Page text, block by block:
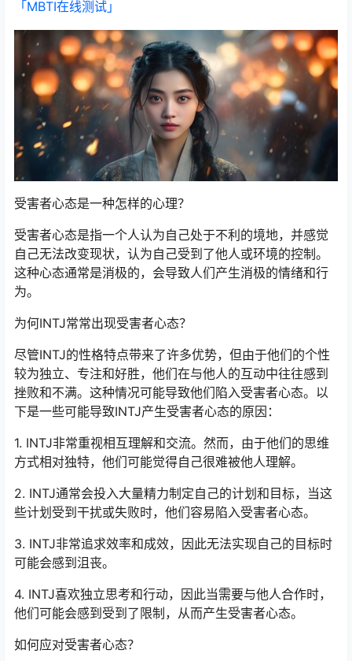
「MBTI在线测试​」
受害者心态是一种怎样的心理？
受害者心态是指一个人认为自己处于不利的境地，并感觉
自己无法改变现状，认为自己受到了他人或环境的控制。
这种心态通常是消极的，会导致人们产生消极的情绪和行
为。
为何INTJ常常出现受害者心态？
尽管INTJ的性格特点带来了许多优势，但由于他们的个性
较为独立、专注和好胜，他们在与他人的互动中往往感到
挫败和不满。这种情况可能导致他们陷入受害者心态。以
下是一些可能导致INTJ产生受害者心态的原因：
1. INTJ非常重视相互理解和交流。然而，由于他们的思维
方式相对独特，他们可能觉得自己很难被他人理解。
2. INTJ通常会投入大量精力制定自己的计划和目标，当这
些计划受到干扰或失败时，他们容易陷入受害者心态。
3. INTJ非常追求效率和成效，因此无法实现自己的目标时
可能会感到沮丧。
4. INTJ喜欢独立思考和行动，因此当需要与他人合作时，
他们可能会感到受到了限制，从而产生受害者心态。
如何应对受害者心态？